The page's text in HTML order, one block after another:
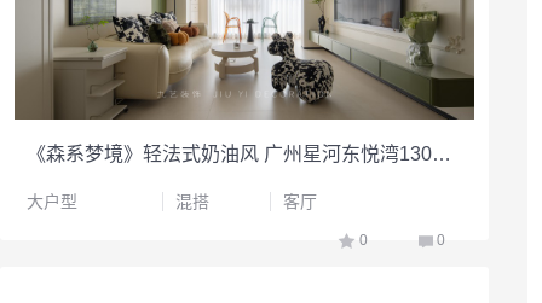
《森系梦境》轻法式奶油风 广州星河东悦湾130平精装房改造
大户型 混搭 客厅
0 0